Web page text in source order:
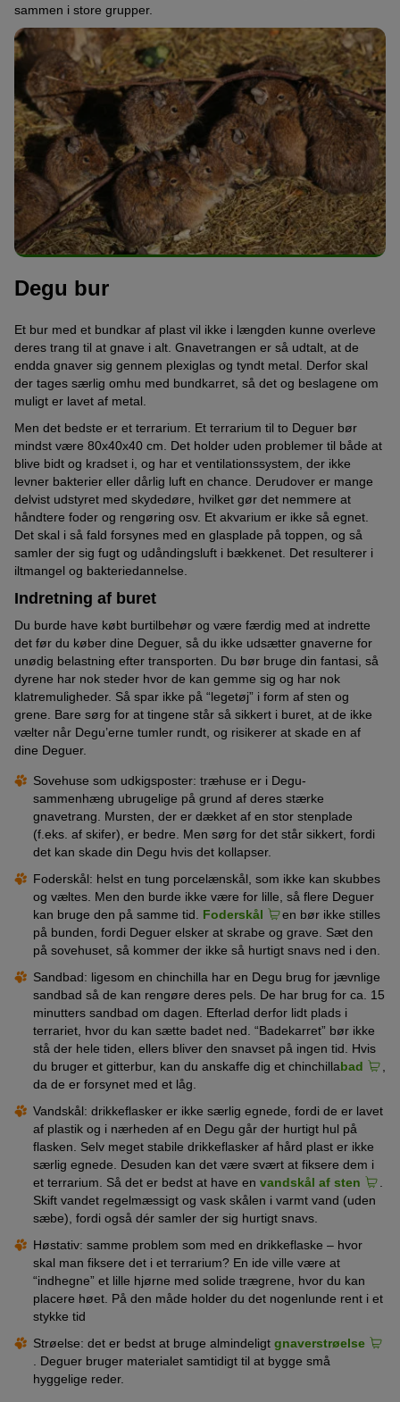
sammen i store grupper.
Degu bur
Et bur med et bundkar af plast vil ikke i længden kunne overleve
deres trang til at gnave i alt. Gnavetrangen er så udtalt, at de
endda gnaver sig gennem plexiglas og tyndt metal. Derfor skal
der tages særlig omhu med bundkarret, så det og beslagene om
muligt er lavet af metal.
Men det bedste er et terrarium. Et terrarium til to Deguer bør
mindst være 80x40x40 cm. Det holder uden problemer til både at
blive bidt og kradset i, og har et ventilationssystem, der ikke
levner bakterier eller dårlig luft en chance. Derudover er mange
delvist udstyret med skydedøre, hvilket gør det nemmere at
håndtere foder og rengøring osv. Et akvarium er ikke så egnet.
Det skal i så fald forsynes med en glasplade på toppen, og så
samler der sig fugt og udåndingsluft i bækkenet. Det resulterer i
iltmangel og bakteriedannelse.
Indretning af buret
Du burde have købt burtilbehør og være færdig med at indrette
det før du køber dine Deguer, så du ikke udsætter gnaverne for
unødig belastning efter transporten. Du bør bruge din fantasi, så
dyrene har nok steder hvor de kan gemme sig og har nok
klatremuligheder. Så spar ikke på “legetøj” i form af sten og
grene. Bare sørg for at tingene står så sikkert i buret, at de ikke
vælter når Degu’erne tumler rundt, og risikerer at skade en af
dine Deguer.
Sovehuse som udkigsposter: træhuse er i Degu-
sammenhæng ubrugelige på grund af deres stærke
gnavetrang. Mursten, der er dækket af en stor stenplade
(f.eks. af skifer), er bedre. Men sørg for det står sikkert, fordi
det kan skade din Degu hvis det kollapser.
Foderskål: helst en tung porcelænskål, som ikke kan skubbes
og væltes. Men den burde ikke være for lille, så flere Deguer
kan bruge den på samme tid. Foderskål
en bør ikke stilles
på bunden, fordi Deguer elsker at skrabe og grave. Sæt den
på sovehuset, så kommer der ikke så hurtigt snavs ned i den.
Sandbad: ligesom en chinchilla har en Degu brug for jævnlige
sandbad så de kan rengøre deres pels. De har brug for ca. 15
minutters sandbad om dagen. Efterlad derfor lidt plads i
terrariet, hvor du kan sætte badet ned. “Badekarret” bør ikke
stå der hele tiden, ellers bliver den snavset på ingen tid. Hvis
du bruger et gitterbur, kan du anskaffe dig et chinchillabad
da de er forsynet med et låg.
Vandskål: drikkeflasker er ikke særlig egnede, fordi de er lavet
af plastik og i nærheden af en Degu går der hurtigt hul på
flasken. Selv meget stabile drikkeflasker af hård plast er ikke
særlig egnede. Desuden kan det være svært at fiksere dem i
et terrarium. Så det er bedst at have en vandskål af sten
Skift vandet regelmæssigt og vask skålen i varmt vand (uden
sæbe), fordi også dér samler der sig hurtigt snavs.
Høstativ: samme problem som med en drikkeflaske – hvor
skal man fiksere det i et terrarium? En ide ville være at
“indhegne” et lille hjørne med solide trægrene, hvor du kan
placere høet. På den måde holder du det nogenlunde rent i et
stykke tid
Strøelse: det er bedst at bruge almindeligt gnaverstrøelse
. Deguer bruger materialet samtidigt til at bygge små
hyggelige reder.